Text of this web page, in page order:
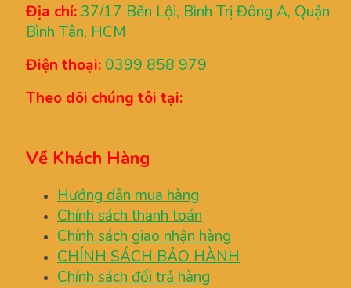
Địa chỉ: 37/17 Bến Lội, Bình Trị Đông A, Quận
Bình Tân, HCM
Điện thoại: 0399 858 979
Theo dõi chúng tôi tại:
Về Khách Hàng
Hướng dẫn mua hàng
Chính sách thanh toán
Chính sách giao nhận hàng
CHÍNH SÁCH BẢO HÀNH
Chính sách đổi trả hàng